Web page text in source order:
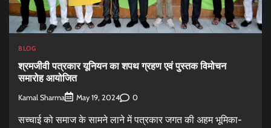
BLOG
श्रमजीवी पत्रकार यूनियन का शपथ ग्रहण एवं पुस्तक विमोचन
समारोह आयोजित
Kamal Sharma May 19, 2024 0
सच्चाई को समाज के सामने लाने में पत्रकार जगत की अहम भूमिका-